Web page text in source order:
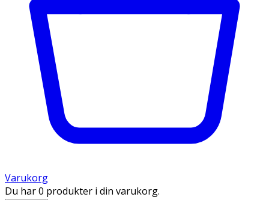
Varukorg
Du har 0 produkter i din varukorg.